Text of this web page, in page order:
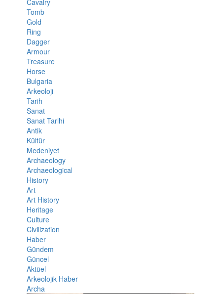
Tomb
Gold
Ring
Dagger
Armour
Treasure
Horse
Bulgaria
Arkeoloji
Tarih
Sanat
Sanat Tarihi
Antik
Kültür
Medeniyet
Archaeology
Archaeological
History
Art
Art History
Heritage
Culture
Civilization
Haber
Gündem
Güncel
Aktüel
Arkeolojik Haber
Archa